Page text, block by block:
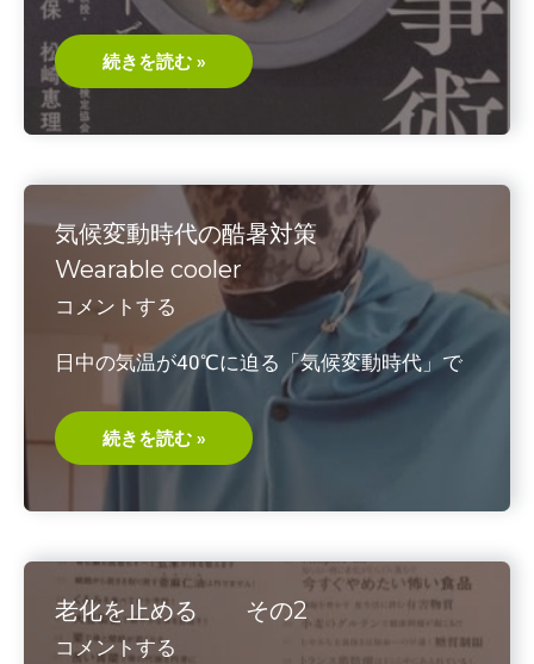
不
老
長
の
術
ー
ト
ァ
ー
細
胞
ら
若
返
る）
吉
保
崎
恵
理・
共
著
2023/9
続きを読む »
気候変動時代の酷暑対策
Wearable cooler
コメントする
日中の気温が40℃に迫る「気候変動時代」で
気
候
変
時
酷
暑
対
策
Wearable
cooler
続きを読む »
老化を止める その2
コメントする